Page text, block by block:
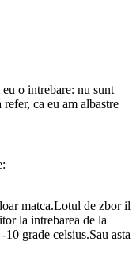
o intrebare: nu sunt
ca eu am albastre
matca.Lotul de zbor il
la intrebarea de la
grade celsius.Sau asta